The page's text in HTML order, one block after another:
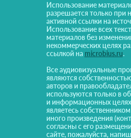
Использование
разрешается только при
активной ссылки на
Использование всех
материалов без
некоммерческих целях
ссылкой на microbius.ru.
Все аудиовизуальные
являются
авторов и
используются только в
и информационных
являетесь
иного произведения
согласны с его
сайте, пожалуйста,